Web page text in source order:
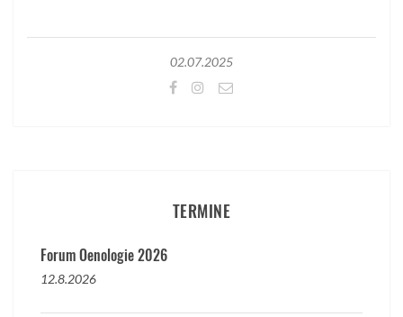
02.07.2025
TERMINE
Forum Oenologie 2026
12.8.2026